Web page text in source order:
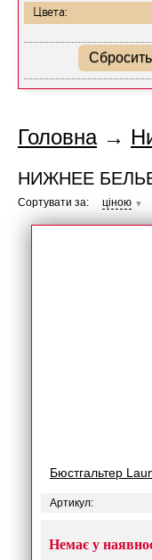
Цвета:
Головна→
НИЖНЕЕ БЕЛЬЕ
Сортувати за: ціною ▼
Бюстгальтер
Артикул:
Немає у